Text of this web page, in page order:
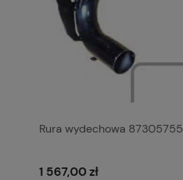
Rura wydechowa 87305755
1 567,00 zł